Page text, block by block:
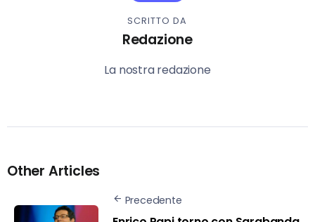
SCRITTO DA
Redazione
La nostra redazione
Other Articles
Precedente